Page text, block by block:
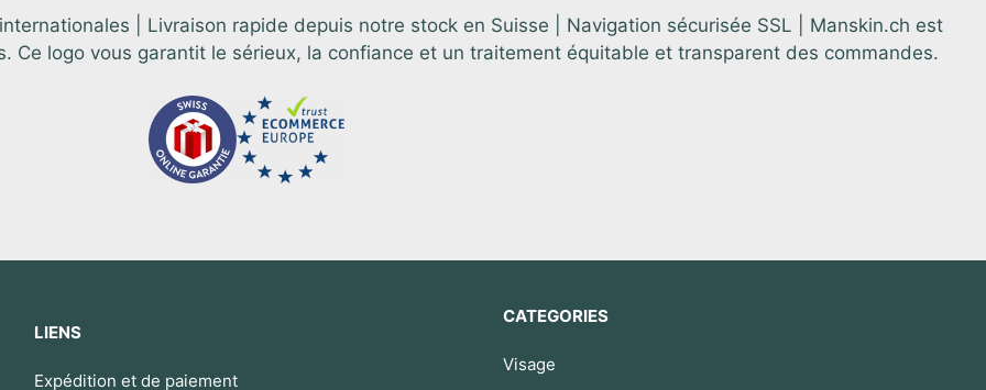
| Livraison rapide depuis notre stock en Suisse | Navigation sécurisée SSL | Manskin.ch est
Ce logo vous garantit le sérieux, la confiance et un traitement équitable et transparent des commandes.
LIENS
Expédition et de paiement
CATEGORIES
Visage